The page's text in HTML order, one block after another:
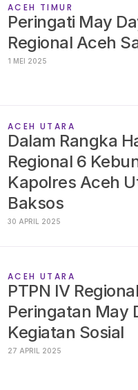
ACEH TIMUR
Peringati May
Regional Aceh
1 MEI 2025
ACEH UTARA
Dalam Rangka
Regional 6
Kapolres Aceh
Baksos
30 APRIL 2025
ACEH UTARA
PTPN IV
Peringatan May
Kegiatan Sosial
27 APRIL 2025